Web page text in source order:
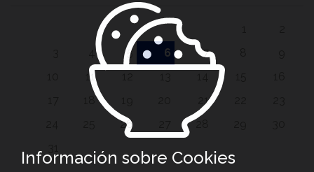
5 6 7
11
21
26 28
Información sobre Cookies